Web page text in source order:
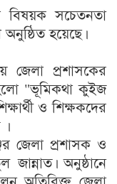
বিষয়ক সচেতনতা
অনুষ্ঠিত হয়েছে।
প্রশাসকের
হলো "ভূমিকথা কুইজ
ও শিক্ষকদের
জেলা প্রশাসক ও
অনুষ্ঠানে